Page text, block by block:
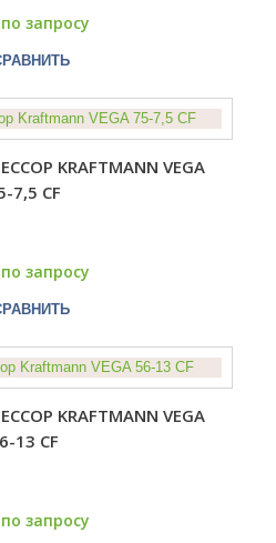
запросу
KRAFTMANN VEGA
7,5 CF
запросу
KRAFTMANN VEGA
13 CF
запросу